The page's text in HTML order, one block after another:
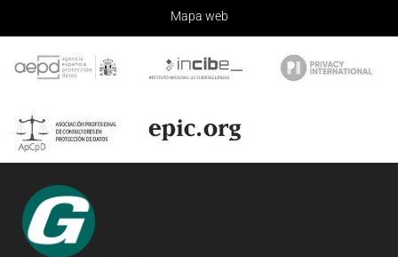
Mapa web